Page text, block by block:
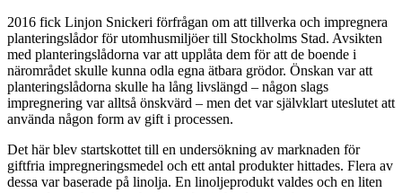
2016 fick Linjon Snickeri förfrågan om att tillverka och impregnera
planteringslådor för utomhusmiljöer till Stockholms Stad. Avsikten
med planteringslådorna var att upplåta dem för att de boende i
närområdet skulle kunna odla egna ätbara grödor. Önskan var att
planteringslådorna skulle ha lång livslängd – någon slags
impregnering var alltså önskvärd – men det var självklart uteslutet att
använda någon form av gift i processen.
Det här blev startskottet till en undersökning av marknaden för
giftfria impregneringsmedel och ett antal produkter hittades. Flera av
dessa var baserade på linolja. En linoljeprodukt valdes och en liten